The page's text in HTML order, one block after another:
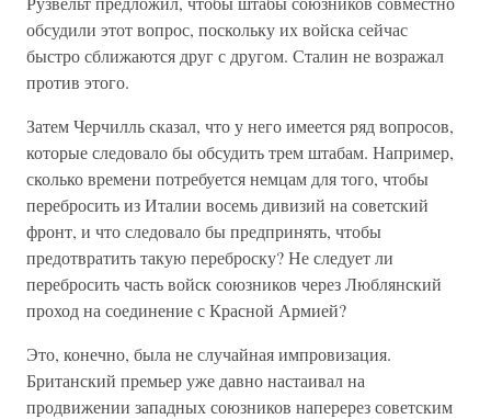
обсудили этот вопрос, поскольку их войска сейчас
быстро сближаются друг с другом. Сталин не возражал
против этого.
Затем Черчилль сказал, что у него имеется ряд вопросов,
которые следовало бы обсудить трем штабам. Например,
сколько времени потребуется немцам для того, чтобы
перебросить из Италии восемь дивизий на советский
фронт, и что следовало бы предпринять, чтобы
предотвратить такую переброску? Не следует ли
перебросить часть войск союзников через Люблянский
проход на соединение с Красной Армией?
Это, конечно, была не случайная импровизация.
Британский премьер уже давно настаивал на
продвижении западных союзников наперерез советским